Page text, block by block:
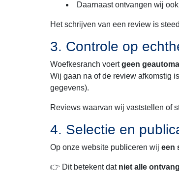
Daarnaast ontvangen wij ook
Het schrijven van een review is
3. Controle op
Woefkesranch voertgeen
Wij gaan na of de review afkomstig
gegevens).
Reviews waarvan wij vaststellen of
4. Selectie en
Op onze website publiceren wij een
👉 Dit betekent dat niet alle